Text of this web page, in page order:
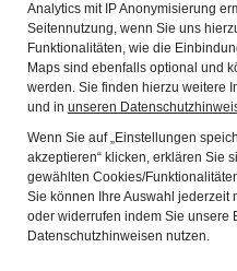
Analytics mit IP Anonymisierung
Seitennutzung, wenn Sie uns
Funktionalitäten, wie die
Maps sind ebenfalls optional und
werden. Sie finden hierzu weitere
und in unseren
Wenn Sie auf „Einstellungen
akzeptieren“ klicken, erklären Sie
gewählten Cookies/
Sie können Ihre Auswahl jederzeit
oder widerrufen indem Sie unsere
Datenschutzhinweisen nutzen.
FUND UND BEFUND DES
RÖMERSTRASSE